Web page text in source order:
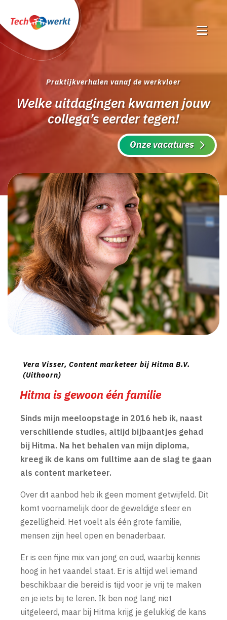
Praktijkverhalen vanaf de werkvloer
Welke uitdagingen kwamen jouw
collega’s eerder tegen!
Onze vacatures
Vera Visser, Content marketeer bij Hitma B.V.
(Uithoorn)
Hitma is gewoon één familie
Sinds mijn meeloopstage in 2016 heb ik, naast
verschillende studies, altijd bijbaantjes gehad
bij Hitma. Na het behalen van mijn diploma,
kreeg ik de kans om fulltime aan de slag te gaan
als content marketeer.
Over dit aanbod heb ik geen moment getwijfeld. Dit
komt voornamelijk door de geweldige sfeer en
gezelligheid. Het voelt als één grote familie,
mensen zijn heel open en benaderbaar.
Er is een fijne mix van jong en oud, waarbij kennis
hoog in het vaandel staat. Er is altijd wel iemand
beschikbaar die bereid is tijd voor je vrij te maken
en je iets bij te leren. Ik ben nog lang niet
uitgeleerd, maar bij Hitma krijg je gelukkig de kans